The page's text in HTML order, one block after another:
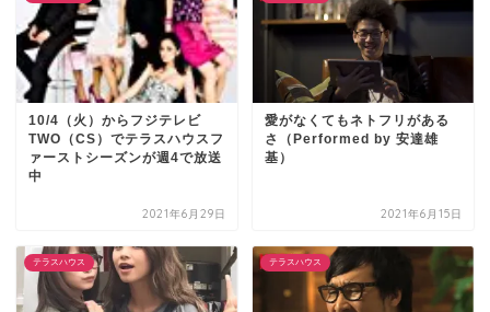
10/4（火）からフジテレビ
TWO（CS）でテラスハウスフ
ァーストシーズンが週4で放送
中
2021年6月29日
愛がなくてもネトフリがある
さ（Performed by 安達雄
基）
2021年6月15日
テラスハウス テラスハウス